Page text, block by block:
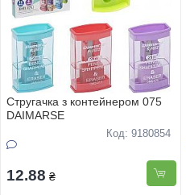
Стругачка з контейнером 075
DAIMARSE
Код: 9180854
12.88 ₴